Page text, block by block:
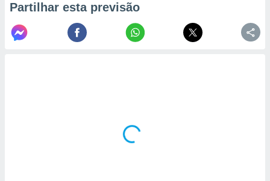
Partilhar esta previsão